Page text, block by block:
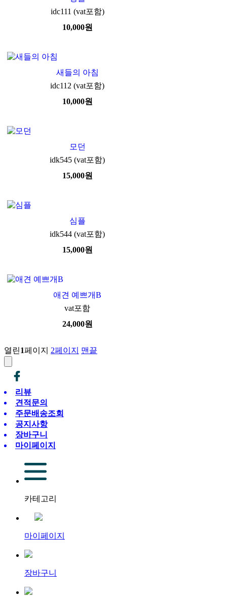
idc111 (vat포함)
10,000원
새들의 아침
idc112 (vat포함)
10,000원
모던
idk545 (vat포함)
15,000원
심플
idk544 (vat포함)
15,000원
애견 예쁘개B
vat포함
24,000원
열린1페이지 2페이지 맨끝
리뷰
견적문의
주문배송조회
공지사항
장바구니
마이페이지
카테고리
마이페이지
장바구니